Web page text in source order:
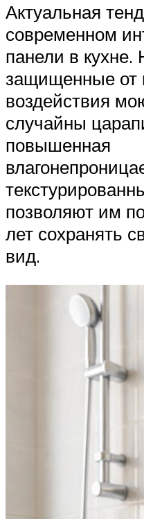
Актуальная
современном
панели в кухне.
защищенные от
воздействия
случайны
повышенная
позволяют им
лет сохранять
вид.